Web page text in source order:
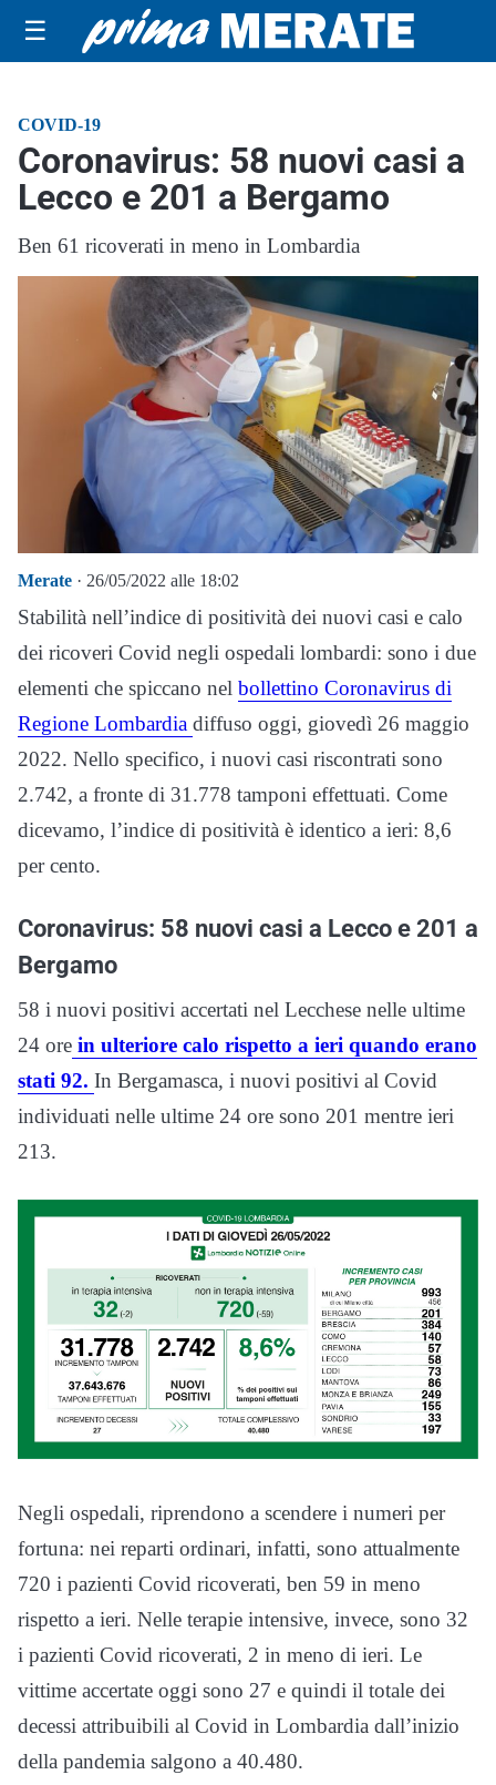
☰
COVID-19
Coronavirus: 58 nuovi casi a
Lecco e 201 a Bergamo
Ben 61 ricoverati in meno in Lombardia
Merate · 26/05/2022 alle 18:02
Stabilità nell’indice di positività dei nuovi casi e calo
dei ricoveri Covid negli ospedali lombardi: sono i due
elementi che spiccano nel bollettino Coronavirus di
Regione Lombardia diffuso oggi, giovedì 26 maggio
2022. Nello specifico, i nuovi casi riscontrati sono
2.742, a fronte di 31.778 tamponi effettuati. Come
dicevamo, l’indice di positività è identico a ieri: 8,6
per cento.
Coronavirus: 58 nuovi casi a Lecco e 201 a
Bergamo
58 i nuovi positivi accertati nel Lecchese nelle ultime
24 ore in ulteriore calo rispetto a ieri quando erano
stati 92. In Bergamasca, i nuovi positivi al Covid
individuati nelle ultime 24 ore sono 201 mentre ieri
213.
Negli ospedali, riprendono a scendere i numeri per
fortuna: nei reparti ordinari, infatti, sono attualmente
720 i pazienti Covid ricoverati, ben 59 in meno
rispetto a ieri. Nelle terapie intensive, invece, sono 32
i pazienti Covid ricoverati, 2 in meno di ieri. Le
vittime accertate oggi sono 27 e quindi il totale dei
decessi attribuibili al Covid in Lombardia dall’inizio
della pandemia salgono a 40.480.